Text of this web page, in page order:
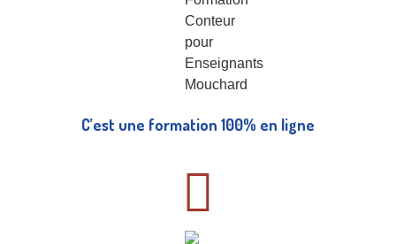
C’est une formation 100% en ligne